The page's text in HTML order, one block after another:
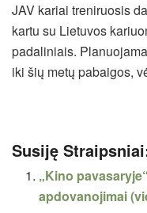
JAV kariai treniruosis
kartu su Lietuvos
padaliniais.
iki šių metų pabaigos,
Susiję
„Kino
apdovanojimai